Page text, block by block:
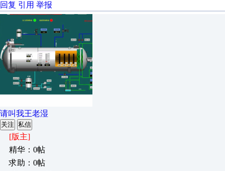
回复 引用 举报
请叫我王老湿
关注 私信
[版主]
精华：0帖
求助：0帖